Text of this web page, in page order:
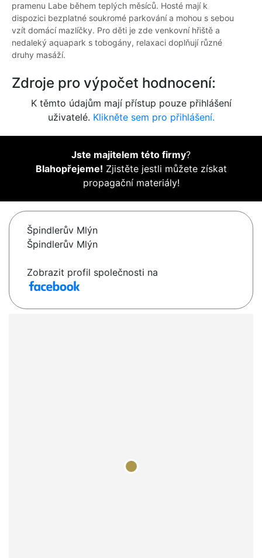
pramenu Labe během teplých měsíců. Hosté mají k
dispozici bezplatné soukromé parkování a mohou s sebou
vzít domácí mazlíčky. Pro děti je zde venkovní hřiště a
nedaleký aquapark s tobogány, relaxaci doplňují různé
druhy masáží.
Zdroje pro výpočet hodnocení:
K těmto údajům mají přístup pouze přihlášení
uživatelé. Klikněte sem pro přihlášení.
Jste majitelem této firmy?
Blahopřejeme! Zjistěte jestli můžete získat
propagační materiály!
Špindlerův Mlýn
Špindlerův Mlýn
Zobrazit profil společnosti na